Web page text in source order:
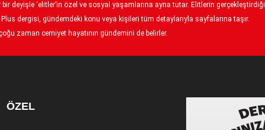
deyişle ‘elitler’in özel ve sosyal yaşamlarına ayna tutar. Elitlerin gerçekleştirdiği
dergisi, gündemdeki konu veya kişileri tüm detaylarıyla sayfalarına taşır.
zaman cemiyet hayatının gündemini de belirler.
ÖZEL